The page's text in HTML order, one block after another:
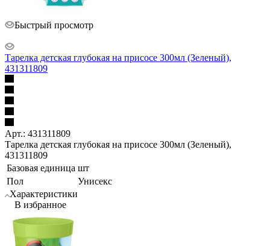
Быстрый просмотр
Тарелка детская глубокая на присосе 300мл (Зеленый),
431311809
Арт.: 431311809
Тарелка детская глубокая на присосе 300мл (Зеленый),
431311809
Базовая единица шт
Пол
Унисекс
Характеристики
В избранное